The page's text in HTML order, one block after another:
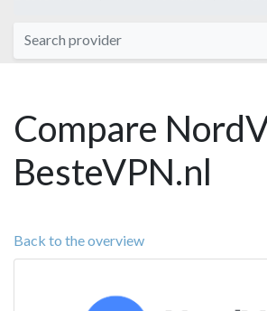
Compare
BesteVPN.nl
Back to the overview